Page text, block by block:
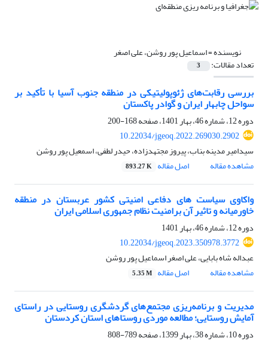
نویسنده =اسماعیل پور روشن، علی اصغر
تعداد مقالات: 3
بررسی رقابت‌های ژئوپولیتیکی در منطقه جنوب آسیا با تأکید بر
سواحل چابهار ایران و گوادر پاکستان
دوره 12، شماره 46، بهار 1401، صفحه
168-200
10.22034/jgeoq.2022.269030.2902
سیدامیر مدینه بناب، پیروز مجتهدزاده، حیدر لطفی، اسمعیل پور روشن
مشاهده مقاله
اصل مقاله 893.27 K
واکاوی سیاست های دفاعی امنیتی کشور عربستان در منطقه
خاورمیانه و تاثیر آن برامنیت نظام جمهوری اسلامی ایران
دوره 12، شماره 46، بهار 1401
10.22034/jgeoq.2023.350978.3772
عبداله شاه بابایی، علی اصغر اسماعیل پور روشن
مشاهده مقاله
اصل مقاله 5.35 M
مدیریت و برنامه‌ریزی مجتمع‌های گردشگری روستایی در راستای
آمایش روستایی؛ مطالعه موردی روستاهای استان کردستان
دوره 10، شماره 38، بهار 1399، صفحه
789-808